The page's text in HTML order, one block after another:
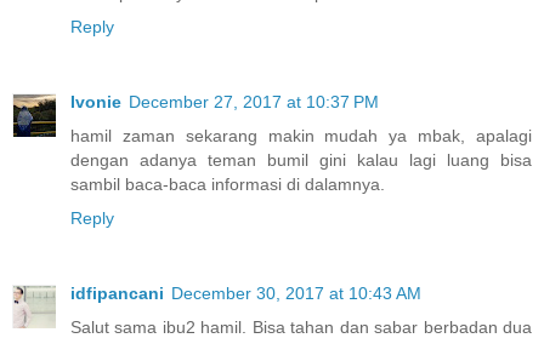
Reply
Ivonie December 27, 2017 at 10:37 PM
hamil zaman sekarang makin mudah ya mbak, apalagi
dengan adanya teman bumil gini kalau lagi luang bisa
sambil baca-baca informasi di dalamnya.
Reply
idfipancani December 30, 2017 at 10:43 AM
Salut sama ibu2 hamil. Bisa tahan dan sabar berbadan dua